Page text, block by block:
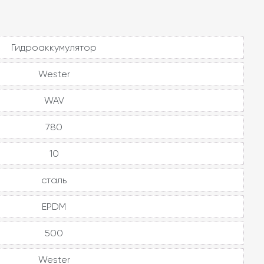
Гидроаккумулятор
Wester
WAV
780
10
сталь
EPDM
500
Wester